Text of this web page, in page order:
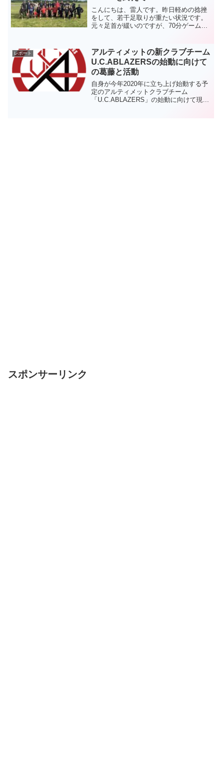
こんにちは、雷人です。昨日軽めの捻挫
をして、若干足取りが重たい状況です。
元々足首が緩いのですが、70分ゲームで
て少しずつスパイクを履くリハビリを進
めていこうと思います...
レポート
アルティメットの新クラブチーム
U.C.ABLAZERSの始動に向けて
の葛藤と活動
自身が今年2020年に立ち上げ始動する予
定のアルティメットクラブチーム
「U.C.ABLAZERS」の始動に向けて現在
スポンサーリンク